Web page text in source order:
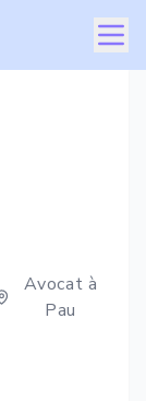
Avocat à
Pau